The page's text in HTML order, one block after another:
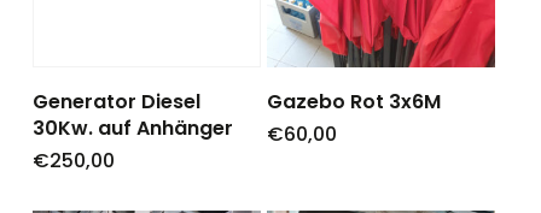
Generator Diesel
30Kw. auf Anhänger
€250,00
Gazebo Rot 3x6M
€60,00